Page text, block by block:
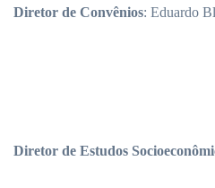
Diretor de Convênios: Eduardo
Diretor de Estudos